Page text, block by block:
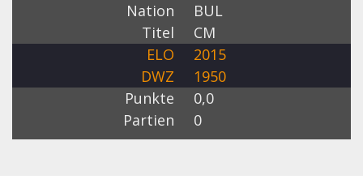
Nation
BUL
Titel
CM
ELO
2015
DWZ
1950
Punkte
0,0
Partien
0